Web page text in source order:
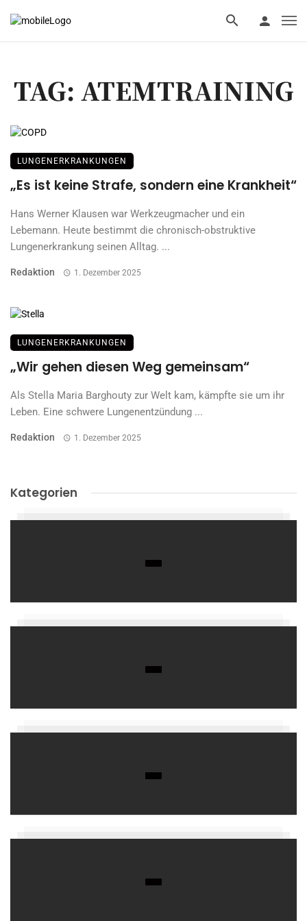
TAG: ATEMTRAINING
LUNGENERKRANKUNGEN
„Es ist keine Strafe, sondern eine Krankheit“
Hans Werner Klausen war Werkzeugmacher und ein
Lebemann. Heute bestimmt die chronisch-obstruktive
Lungenerkrankung seinen Alltag. ...
Redaktion 1. Dezember 2025
LUNGENERKRANKUNGEN
„Wir gehen diesen Weg gemeinsam“
Als Stella Maria Barghouty zur Welt kam, kämpfte sie um ihr
Leben. Eine schwere Lungenentzündung ...
Redaktion 1. Dezember 2025
Kategorien